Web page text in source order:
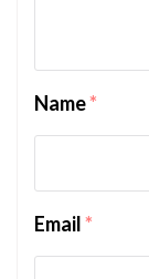
Name*
Email*